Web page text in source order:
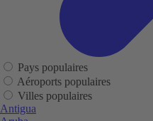
Pays populaires
Aéroports populaires
Villes populaires
Antigua